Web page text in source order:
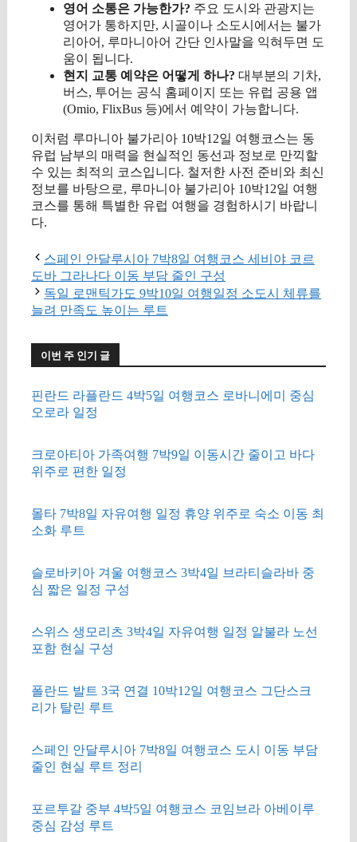
영어 소통은 가능한가? 주요 도시와 관광지는
영어가 통하지만, 시골이나 소도시에서는 불가
리아어, 루마니아어 간단 인사말을 익혀두면 도
움이 됩니다.
현지 교통 예약은 어떻게 하나? 대부분의 기차,
버스, 투어는 공식 홈페이지 또는 유럽 공용 앱
(Omio, FlixBus 등)에서 예약이 가능합니다.
이처럼 루마니아 불가리아 10박12일 여행코스는 동
유럽 남부의 매력을 현실적인 동선과 정보로 만끽할
수 있는 최적의 코스입니다. 철저한 사전 준비와 최신
정보를 바탕으로, 루마니아 불가리아 10박12일 여행
코스를 통해 특별한 유럽 여행을 경험하시기 바랍니
다.
스페인 안달루시아 7박8일 여행코스 세비야 코르
도바 그라나다 이동 부담 줄인 구성
독일 로맨틱가도 9박10일 여행일정 소도시 체류를
늘려 만족도 높이는 루트
이번 주 인기 글
핀란드 라플란드 4박5일 여행코스 로바니에미 중심
오로라 일정
크로아티아 가족여행 7박9일 이동시간 줄이고 바다
위주로 편한 일정
몰타 7박8일 자유여행 일정 휴양 위주로 숙소 이동 최
소화 루트
슬로바키아 겨울 여행코스 3박4일 브라티슬라바 중
심 짧은 일정 구성
스위스 생모리츠 3박4일 자유여행 일정 알불라 노선
포함 현실 구성
폴란드 발트 3국 연결 10박12일 여행코스 그단스크
리가 탈린 루트
스페인 안달루시아 7박8일 여행코스 도시 이동 부담
줄인 현실 루트 정리
포르투갈 중부 4박5일 여행코스 코임브라 아베이루
중심 감성 루트